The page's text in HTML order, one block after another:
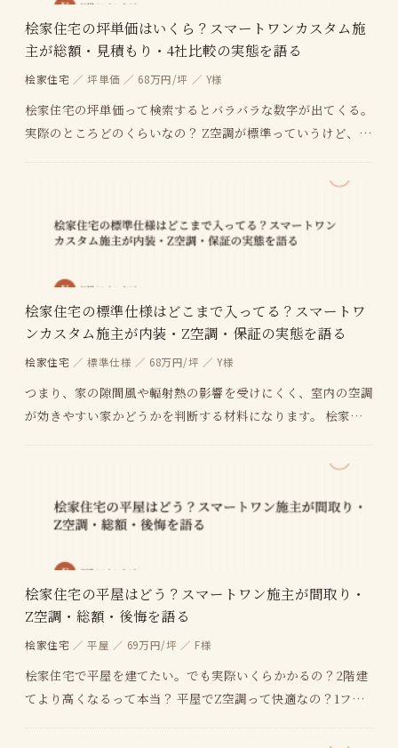
桧家住宅の坪単価はいくら？スマートワンカスタム施
主が総額・見積もり・4社比較の実態を語る
桧家住宅 ／ 坪単価 ／ 68万円/坪 ／ Y様
桧家住宅の坪単価って検索するとバラバラな数字が出てくる。
実際のところどのくらいなの？ Z空調が標準っていうけど、そ
桧家住宅の標準仕様はどこまで入ってる？スマートワ
ンカスタム施主が内装・Z空調・保証の実態を語る
桧家住宅 ／ 標準仕様 ／ 68万円/坪 ／ Y様
つまり、家の隙間風や輻射熱の影響を受けにくく、室内の空調
が効きやすい家かどうかを判断する材料になります。 桧家住
桧家住宅の平屋はどう？スマートワン施主が間取り・
Z空調・総額・後悔を語る
桧家住宅 ／ 平屋 ／ 69万円/坪 ／ F様
桧家住宅で平屋を建てたい。でも実際いくらかかるの？2階建
てより高くなるって本当？ 平屋でZ空調って快適なの？1フロ